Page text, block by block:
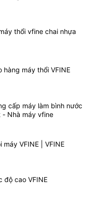
thổi vfine chai nhựa
hàng máy thổi VFINE
cấp máy làm bình nước
Nhà máy vfine
VFINE | VFINE
độ cao VFINE